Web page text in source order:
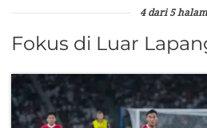
4 dari 5
Fokus di Luar